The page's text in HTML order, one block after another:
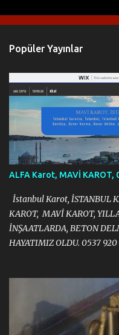
m
r
Popüler Yayınlar
ALFA Karot, MAVİ KAROT,
İstanbul Karot, İSTANBUL
KAROT, MAVİ KAROT,
İNŞAATLARDA, BETON
HAYATIMIZ OLDU. 0537